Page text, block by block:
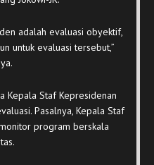
adalah evaluasi obyektif,
untuk evaluasi tersebut,”
Kepala Staf Kepresidenan
Pasalnya, Kepala Staf
program berskala